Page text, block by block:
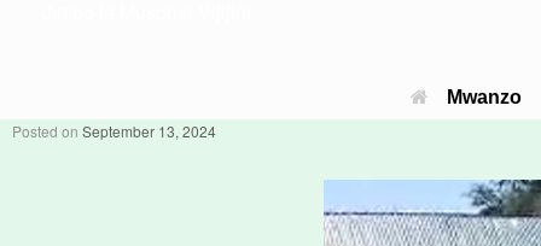
Mwanzo
Posted on September 13, 2024